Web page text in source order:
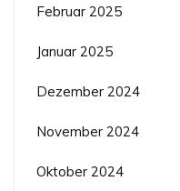
Februar 2025
Januar 2025
Dezember 2024
November 2024
Oktober 2024